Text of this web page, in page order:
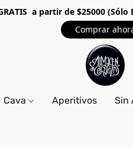
TIS a partir de $25000 (Sólo
Comprar
Cava Aperitivos Sin